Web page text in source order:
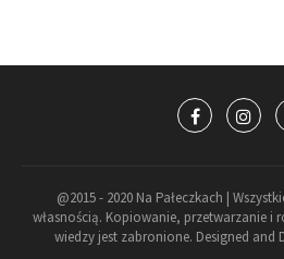
@2015 - 2020 Na Pałeczkach |
własnością. Kopiowanie, przetwarzanie i
wiedzy jest zabronione. Designed and